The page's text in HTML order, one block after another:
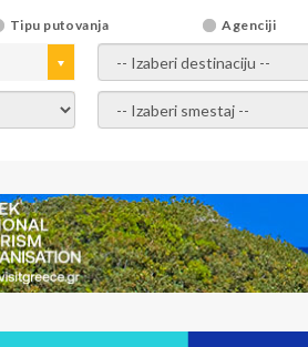
Tipu putovanja Agenciji
- izaberi destinaciju -
- Izaberite smestaj -